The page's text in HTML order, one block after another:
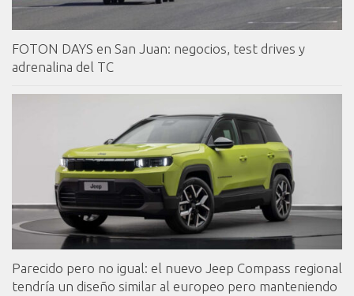
FOTON DAYS en San Juan: negocios, test drives y
adrenalina del TC
Parecido pero no igual: el nuevo Jeep Compass regional
tendría un diseño similar al europeo pero manteniendo